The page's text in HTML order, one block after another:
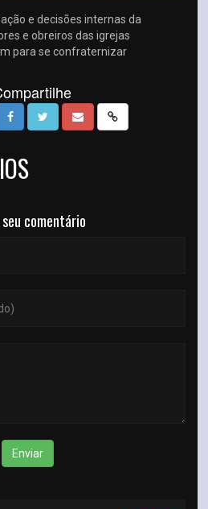
e decisões internas da
e obreiros das igrejas
para se confraternizar
seu comentário
Enviar